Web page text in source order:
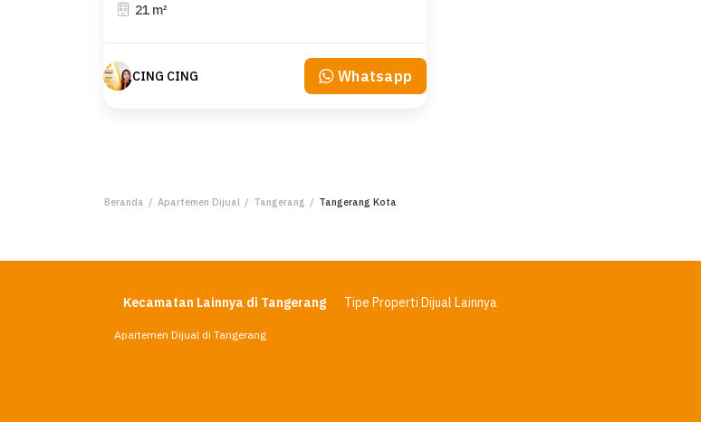
21 m²
CING CING Whatsapp
Beranda / Apartemen Dijual / Tangerang / Tangerang Kota
Kecamatan Lainnya di Tangerang Tipe Properti Dijual Lainnya
Apartemen Dijual di Tangerang